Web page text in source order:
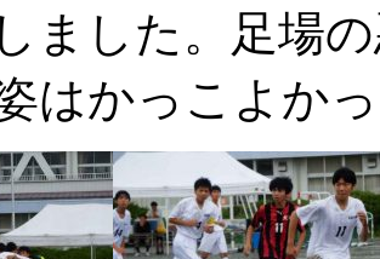
ました。足場
はかっこよか